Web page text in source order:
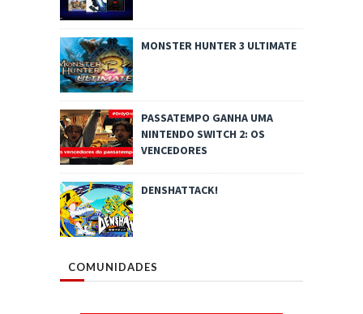
MONSTER HUNTER 3 ULTIMATE
PASSATEMPO GANHA UMA
NINTENDO SWITCH 2: OS
VENCEDORES
DENSHATTACK!
COMUNIDADES